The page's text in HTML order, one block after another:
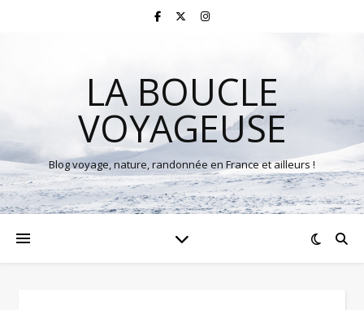
LA BOUCLE
VOYAGEUSE
Blog voyage, nature, randonnée en France et ailleurs !